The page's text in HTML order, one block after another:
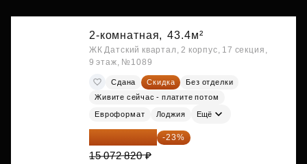
2-комнатная, 43.4м²
ЖК Датский квартал, 2 корпус, 17 секция,
9 этаж, №1089
Сдана Скидка
Без отделки
Живите сейчас - платите потом
Евроформат Лоджия Ещё
11 606 071 ₽ -23%
15 072 820 ₽